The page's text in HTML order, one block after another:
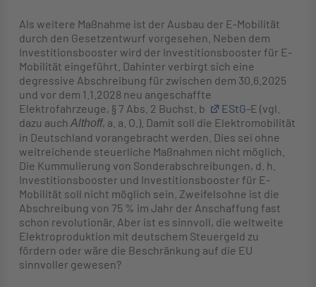
Als weitere Maßnahme ist der Ausbau der E-Mobilität
durch den Gesetzentwurf vorgesehen. Neben dem
Investitionsbooster wird der Investitionsbooster für E-
Mobilität eingeführt. Dahinter verbirgt sich eine
degressive Abschreibung für zwischen dem 30.6.2025
und vor dem 1.1.2028 neu angeschaffte
Elektrofahrzeuge, § 7 Abs. 2 Buchst. b
EStG-E (vgl.
dazu auch Althoff, a. a. O.). Damit soll die Elektromobilität
in Deutschland vorangebracht werden. Dies sei ohne
weitreichende steuerliche Maßnahmen nicht möglich.
Die Kummulierung von Sonderabschreibungen, d. h.
Investitionsbooster und Investitionsbooster für E-
Mobilität soll nicht möglich sein. Zweifelsohne ist die
Abschreibung von 75 % im Jahr der Anschaffung fast
schon revolutionär. Aber ist es sinnvoll, die weltweite
Elektroproduktion mit deutschem Steuergeld zu
fördern oder wäre die Beschränkung auf die EU
sinnvoller gewesen?